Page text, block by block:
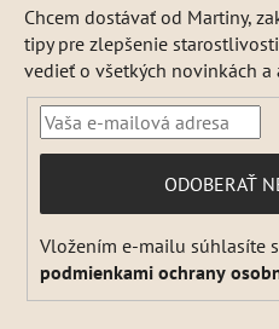
Chcem dostávať od Martiny,
tipy pre zlepšenie
vedieť o všetkých novinkách
PRIHLÁSIŤ
SA
ODOBERAŤ
Vložením e-mailu súhlasíte s
podmienkami ochrany